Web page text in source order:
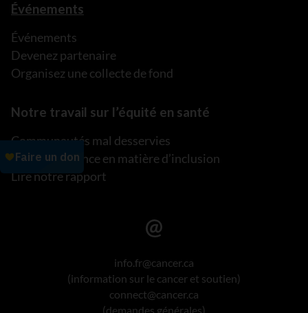
Événements
Événements
Devenez partenaire
Organisez une collecte de fond
Notre travail sur l’équité en santé
Communautés mal desservies
Plan d’excellence en matière d’inclusion
Lire notre rapport
info.fr@cancer.ca
(information sur le cancer et soutien)
connect@cancer.ca
(demandes générales)